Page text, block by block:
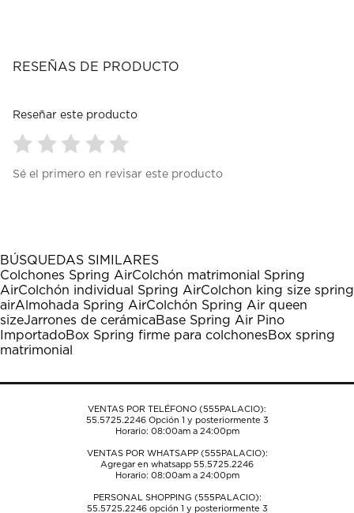
RESEÑAS DE PRODUCTO
Reseñar este producto
para
1
estrella
Esta
acción
abrirá
el
formulario
de
para
estrellas.
Esta
acción
abrirá
el
formulario
de
para
estrellas.
Esta
acción
abrirá
el
formulario
de
para
estrellas.
Esta
acción
abrirá
el
formulario
para
estrellas.
Esta
acción
abrirá
el
formulario
Sé el primero en revisar este producto
BÚSQUEDAS SIMILARES
Colchones Spring AirColchón matrimonial Spring
AirColchón individual Spring AirColchon king size spring
airAlmohada Spring AirColchón Spring Air queen
sizeJarrones de cerámicaBase Spring Air Pino
ImportadoBox Spring firme para colchonesBox spring
matrimonial
VENTAS POR TELÉFONO (555PALACIO):
55.5725.2246Opción 1 y posteriormente 3
Horario: 08:00am a 24:00pm
VENTAS POR WHATSAPP (555PALACIO):
Agregar en whatsapp 55.5725.2246
Horario: 08:00am a 24:00pm
PERSONAL SHOPPING (555PALACIO):
55.5725.2246opción 1 y posteriormente 3